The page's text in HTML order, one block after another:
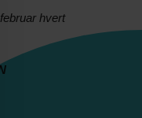
hvert